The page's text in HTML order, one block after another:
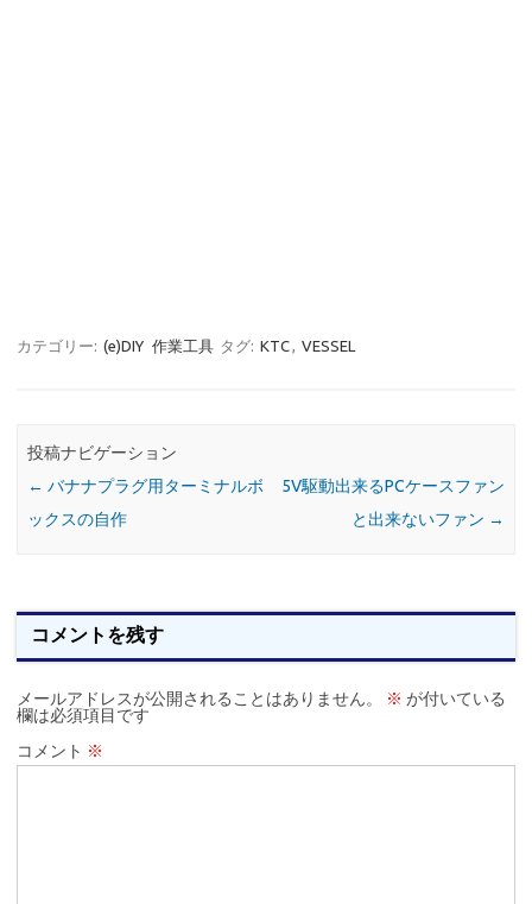
カテゴリー: (e)DIY 作業工具 タグ: KTC, VESSEL
投稿ナビゲーション
← バナナプラグ用ターミナルボ
ックスの自作
5V駆動出来るPCケースファン
と出来ないファン →
コメントを残す
メールアドレスが公開されることはありません。 ※ が付いている
欄は必須項目です
コメント ※